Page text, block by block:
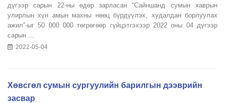
дүгээр сарын 22-ны өдөр зарласан “Сайншанд сумын хаврын
улирлын хүн амын махны нөөц бүрдүүлэх, худалдан борлуулах
ажил”-ыг 50 000 000 төгрөгөөр гүйцэтгэхээр 2022 оны 04 дүгээр
сарын ...
2022-05-04
Хөвсгөл сумын сургуулийн барилгын дээврийн
засвар